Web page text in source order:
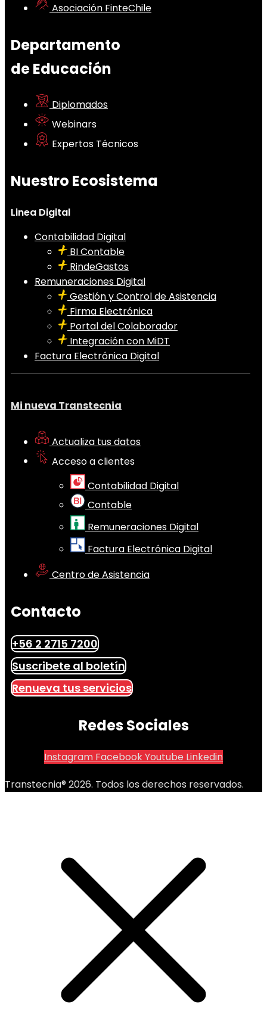
Asociación FinteChile
Departamento
de Educación
Diplomados
Webinars
Expertos Técnicos
Nuestro Ecosistema
Linea Digital
Contabilidad Digital
BI Contable
RindeGastos
Remuneraciones Digital
Gestión y Control de Asistencia
Firma Electrónica
Portal del Colaborador
Integración con MiDT
Factura Electrónica Digital
Mi nueva Transtecnia
Actualiza tus datos
Acceso a clientes
Contabilidad Digital
Contable
Remuneraciones Digital
Factura Electrónica Digital
Centro de Asistencia
Contacto
+56 2 2715 7200
Suscribete al boletín
Renueva tus servicios
Redes Sociales
Instagram FacebookYoutube Linkedin
Transtecnia® 2026. Todos los derechos reservados.